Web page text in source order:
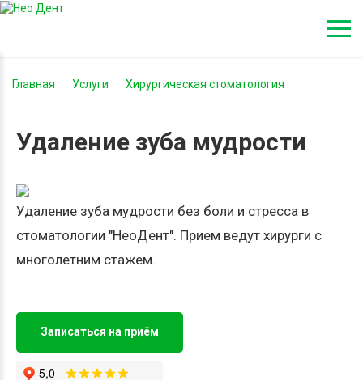
Главная Услуги Хирургическая стоматология
Удаление зуба мудрости
Удаление зуба мудрости без боли и стресса в
стоматологии "НеоДент". Прием ведут хирурги с
многолетним стажем.
Записаться на приём